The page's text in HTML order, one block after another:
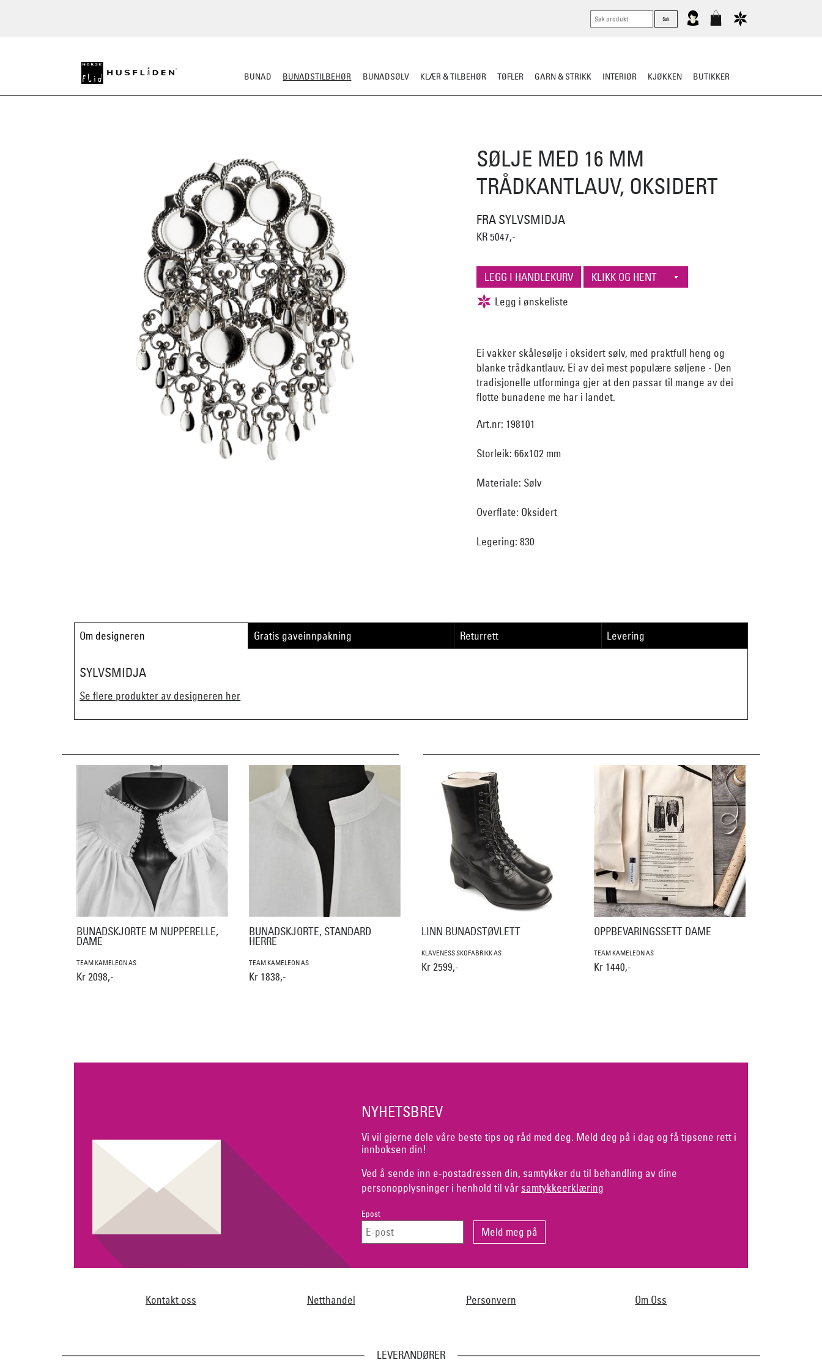
BUNAD BUNADSTILBEHØR BUNADSØLV KLÆR & TILBEHØR TØFLER GARN & STRIKK INTERIØR KJØKKEN BUTIKKER
SØLJE MED 16 MM
TRÅDKANTLAUV, OKSIDERT
FRA SYLVSMIDJA
KR 5047,-
Ei vakker skålesølje i oksidert sølv, med praktfull heng og
blanke trådkantlauv. Ei av dei mest populære søljene - Den
tradisjonelle utforminga gjer at den passar til mange av dei
flotte bunadene me har i landet.
Art.nr: 198101
Storleik: 66x102 mm
Materiale: Sølv
Overflate: Oksidert
Legering: 830
Om designeren Gratis gaveinnpakning Returrett Levering
SYLVSMIDJA
Se flere produkter av designeren her
BUNADSKJORTE M NUPPERELLE,
DAME
TEAM KAMELEON AS
Kr 2098,-
BUNADSKJORTE, STANDARD
HERRE
TEAM KAMELEON AS
Kr 1838,-
LINN BUNADSTØVLETT
KLAVENESS SKOFABRIKK AS
Kr 2599,-
OPPBEVARINGSSETT DAME
TEAM KAMELEON AS
Kr 1440,-
NYHETSBREV
Vi vil gjerne dele våre beste tips og råd med deg. Meld deg på i dag og få tipsene rett i
innboksen din!
Ved å sende inn e-postadressen din, samtykker du til behandling av dine
personopplysninger i henhold til vår samtykkeerklæring
Epost
Kontakt oss Netthandel Personvern Om Oss
LEVERANDØRER